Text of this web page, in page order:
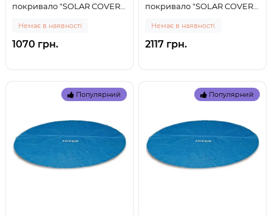
покривало "SOLAR COVER"
Немає в наявності
1070 грн.
покривало "SOLAR COVER"
Немає в наявності
2117 грн.
Популярний Популярний